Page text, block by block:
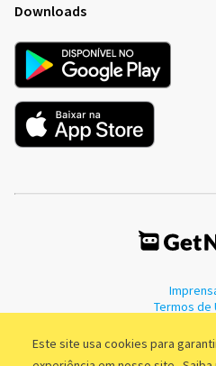
Este site usa cookies para
Downloads
Termos de